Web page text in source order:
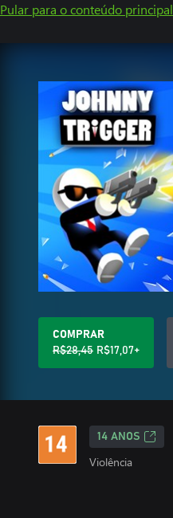
Pular para o conteúdo principal
COMPRAR
R$28,45 R$17,07+
14 ANOS
Violência